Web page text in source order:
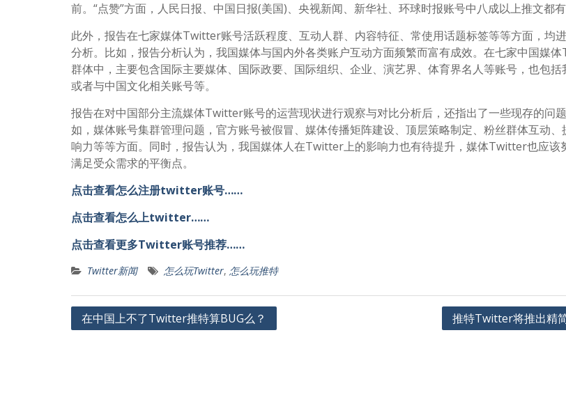
前。“点赞”方面，人民日报、中国日报(美国)、央视新闻、新华社、环球时报账号中八成以上推文都
此外，报告在七家媒体Twitter账号活跃程度、互动人群、内容特征、常使用话题标签等等方面，均
分析。比如，报告分析认为，我国媒体与国内外各类账户互动方面频繁而富有成效。在七家中国媒
群体中，主要包含国际主要媒体、国际政要、国际组织、企业、演艺界、体育界名人等账号，也包
或者与中国文化相关账号等。
报告在对中国部分主流媒体Twitter账号的运营现状进行观察与对比分析后，还指出了一些现存的问
如，媒体账号集群管理问题，官方账号被假冒、媒体传播矩阵建设、顶层策略制定、粉丝群体互动、
响力等等方面。同时，报告认为，我国媒体人在Twitter上的影响力也有待提升，媒体Twitter也应该
满足受众需求的平衡点。
点击查看怎么注册twitter账号……
点击查看怎么上twitter……
点击查看更多Twitter账号推荐……
Twitter新闻 怎么玩Twitter, 怎么玩推特
文在中国上不了Twitter推特算BUG么？ 推特Twitter将推出精